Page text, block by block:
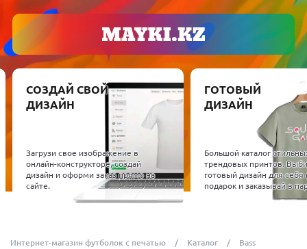
СОЗДАЙ СВОЙ
ДИЗАЙН
Загрузи свое изображение в
онлайн-конструкторе, создай
дизайн и оформи заказ прямо на
сайте.
ГОТОВЫЙ
ДИЗАЙН
Большой каталог
трендовых принтов.
готовый дизайн для себя
подарок и заказывай в
Интернет-магазин футболок с печатью Каталог Bass